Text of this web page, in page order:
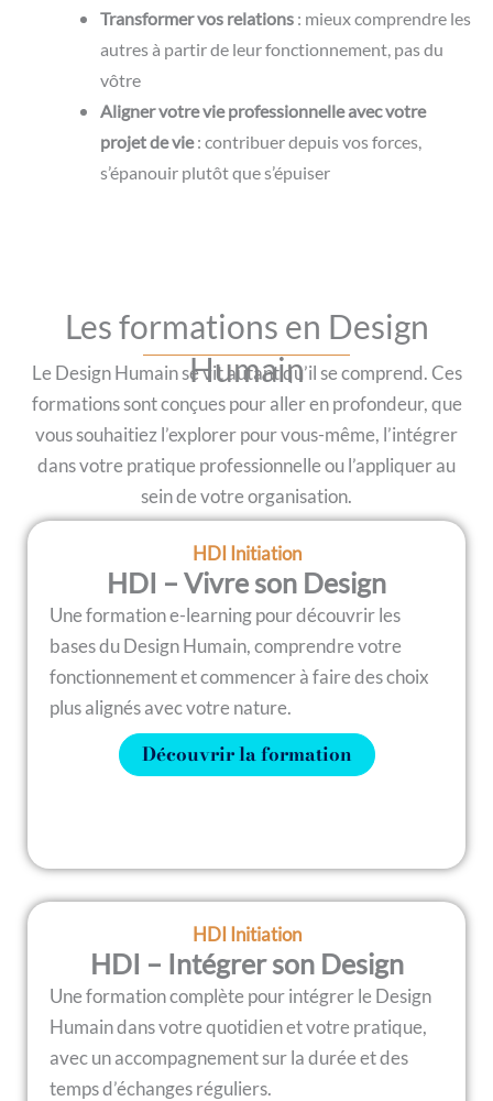
Transformer vos relations : mieux comprendre les
autres à partir de leur fonctionnement, pas du
vôtre
Aligner votre vie professionnelle avec votre
projet de vie: contribuer depuis vos forces,
s’épanouir plutôt que s’épuiser
Les formations en Design
Humain
Le Design Humain se vit autant qu’il se comprend. Ces
formations sont conçues pour aller en profondeur, que
vous souhaitiez l’explorer pour vous-même, l’intégrer
dans votre pratique professionnelle ou l’appliquer au
sein de votre organisation.
HDI Initiation
HDI – Vivre son Design
Une formation e-learning pour découvrir les
bases du Design Humain, comprendre votre
fonctionnement et commencer à faire des choix
plus alignés avec votre nature.
Découvrir la formation
HDI Initiation
HDI – Intégrer son Design
Une formation complète pour intégrer le Design
Humain dans votre quotidien et votre pratique,
avec un accompagnement sur la durée et des
temps d’échanges réguliers.